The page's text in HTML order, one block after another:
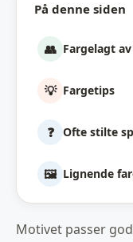
På denne siden
👥 Fargelagt
💡 Fargetips
❓ Ofte stilte
🖼️ Lignende
Motivet passer